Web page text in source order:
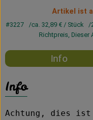
Blog
Artikel ist
#3227 ca. 32,89 € / Stück
Richtpreis, Dieser
Info
Info
Achtung, dies